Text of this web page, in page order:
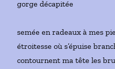
gorge décapitée
semée en radeaux à mes
étroitesse où s’épuise
contournent ma tête les